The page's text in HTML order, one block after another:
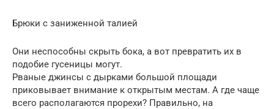
Брюки с заниженной талией
Они неспособны скрыть бока, а вот превратить их в
подобие гусеницы могут.
Рваные джинсы с дырками большой площади
приковывает внимание к открытым местам. А где чаще
всего располагаются прорехи? Правильно, на